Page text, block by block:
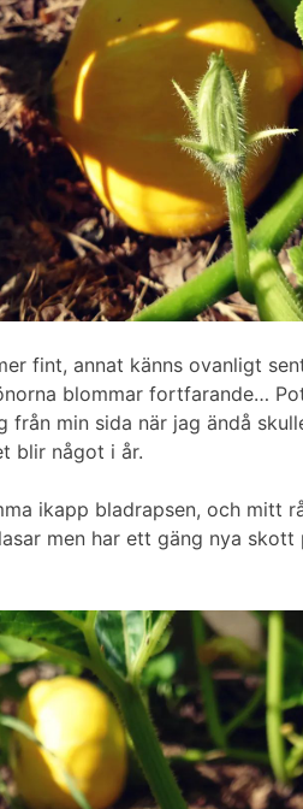
fint, annat känns ovanligt
blommar fortfarande…
från min sida när jag ändå
blir något i år.
ikapp bladrapsen, och mitt
men har ett gäng nya